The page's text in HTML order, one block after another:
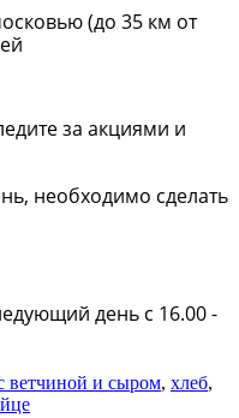
(до 35 км от
за акциями и
необходимо сделать
день с 16.00 -
ветчиной и сыром, хлеб,